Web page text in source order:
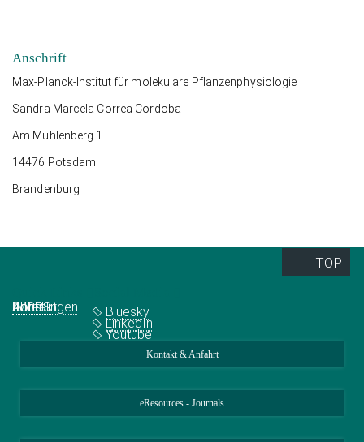
Anschrift
Max-Planck-Institut für molekulare Pflanzenphysiologie
Sandra Marcela Correa Cordoba
Am Mühlenberg 1
14476 Potsdam
Brandenburg
TOP
Abteilungen
IMPRS
Jobs
Kontakt
Bluesky
LinkedIn
Youtube
Kontakt & Anfahrt
eResources - Journals